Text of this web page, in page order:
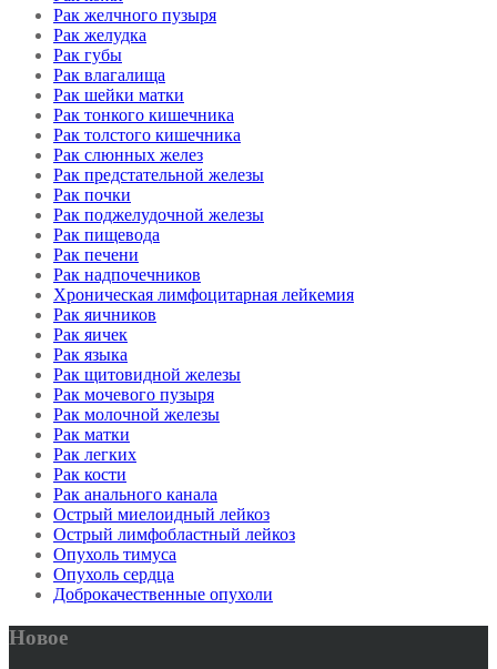
Рак желчного пузыря
Рак желудка
Рак губы
Рак влагалища
Рак шейки матки
Рак тонкого кишечника
Рак толстого кишечника
Рак слюнных желез
Рак предстательной железы
Рак почки
Рак поджелудочной железы
Рак пищевода
Рак печени
Рак надпочечников
Хроническая лимфоцитарная лейкемия
Рак яичников
Рак яичек
Рак языка
Рак щитовидной железы
Рак мочевого пузыря
Рак молочной железы
Рак матки
Рак легких
Рак кости
Рак анального канала
Острый миелоидный лейкоз
Острый лимфобластный лейкоз
Опухоль тимуса
Опухоль сердца
Доброкачественные опухоли
Новое